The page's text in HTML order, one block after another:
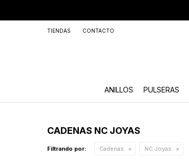
ANILLOS PULSERAS
TIENDAS CONTACTO
CADENAS NC JOYAS
Filtrando por: Cadenas NC Joyas